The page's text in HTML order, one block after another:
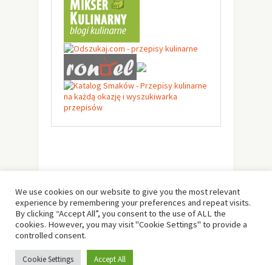
We use cookies on our website to give you the most relevant
experience by remembering your preferences and repeat visits.
By clicking “Accept All”, you consent to the use of ALL the
cookies. However, you may visit "Cookie Settings" to provide a
controlled consent.
Cookie Settings Accept All